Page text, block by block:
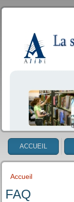
ACCUEIL
VOUS ÊTES
Accueil
FAQ